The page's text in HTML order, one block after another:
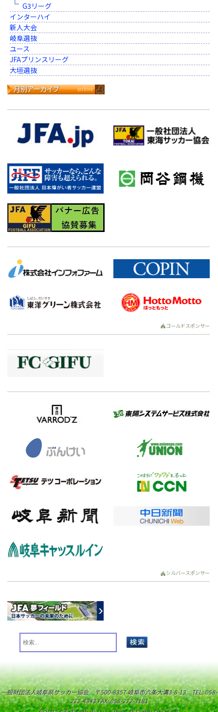
G3リーグ
インターハイ
新人大会
岐阜選抜
ユース
JFAプリンスリーグ
大垣選抜
ゴールドスポンサー
シルバースポンサー
一般財団法人岐阜県サッカー協会 〒500-8357 岐阜市六条大溝3-8-13 TEL: 058-
272-4343 FAX: 058-272-3181